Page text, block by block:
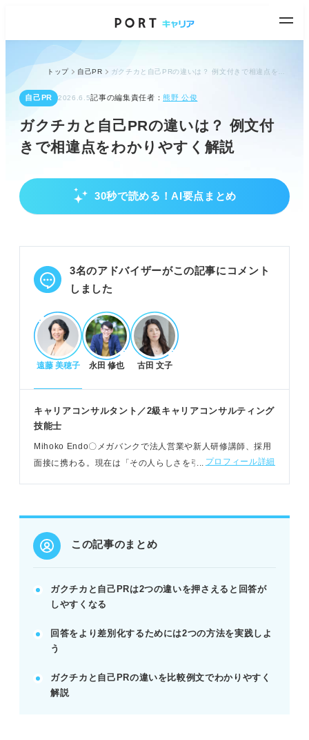
トップ 自己PR
自己PR 2026.6.5記事の編集責任者：熊野 公俊
ガクチカと自己PRの違いは？ 例文付
きで相違点をわかりやすく解説
30秒で読める！AI要点まとめ
ガクチカと自己PRの明確な違いを理解する
とのマッチングを見極める。
POINT：アピールポイントと企業側の狙いを把握
違いを意識したガクチカ・自己PRの作り方
る。
自己PRは仕事で活かせる長所や強みを題材にする。
エピソードはガクチカで目的と過程、自己PRで強み
例：ガクチカは学業の目的と努力過程、自己PRは目
回答をさらに差別化するコツ
ガクチカと自己PRで題材をなるべく被らせないよう
にする。
る。
ガクチカはSTAR法、自己PRはPREP法で構成を変
POINT：構成を変えることで論理的かつ効果的にア
ピールできる。
記事の該当箇所を見る
3名のアドバイザーがこの記事にコメント
しました
遠藤 美穂子 永田 修也 古田 文子
キャリアコンサルタント／2級キャリアコンサルティング
技能士
Mihoko Endo〇メガバンクで法人営業や新人研修講師、採用
面接に携わる。現在は「その人らしさを引き出すカウンセリ
プロフィール詳細
この記事のまとめ
ガクチカと自己PRは2つの違いを押さえると回答が
しやすくなる
回答をより差別化するためには2つの方法を実践しよ
う
ガクチカと自己PRの違いを比較例文でわかりやすく
解説